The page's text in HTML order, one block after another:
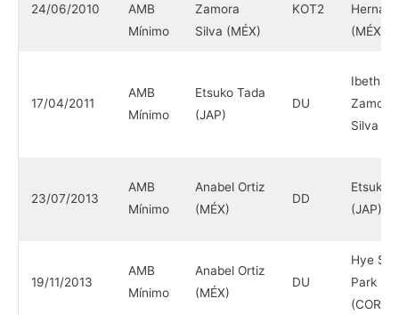
24/06/2010
AMB
Mínimo
Zamora
Silva (MÉX)
KOT2
(MÉX)
17/04/2011
AMB
Mínimo
Etsuko Tada
(JAP)
DU
Ibeth
Zamora
Silva
23/07/2013
AMB
Mínimo
Anabel Ortiz
(MÉX)
DD
Etsuko
(JAP)
19/11/2013
AMB
Mínimo
Anabel Ortiz
(MÉX)
DU
Hye Soo
Park
(COR.S)